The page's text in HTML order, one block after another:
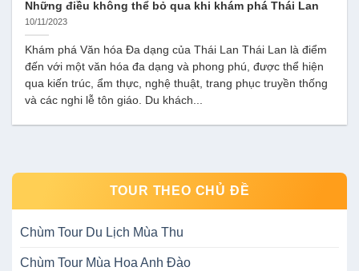
Những điều không thể bỏ qua khi khám phá Thái Lan
10/11/2023
Khám phá Văn hóa Đa dạng của Thái Lan Thái Lan là điểm
đến với một văn hóa đa dạng và phong phú, được thể hiện
qua kiến trúc, ẩm thực, nghệ thuật, trang phục truyền thống
và các nghi lễ tôn giáo. Du khách...
TOUR THEO CHỦ ĐỀ
Chùm Tour Du Lịch Mùa Thu
Chùm Tour Mùa Hoa Anh Đào